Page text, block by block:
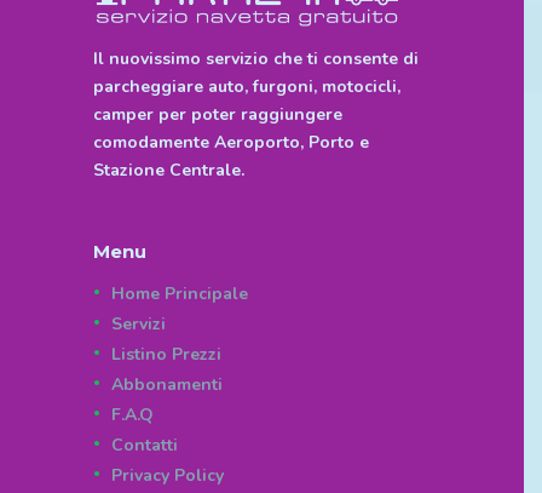
Il nuovissimo servizio che ti consente di
parcheggiare auto, furgoni, motocicli,
camper per poter raggiungere
comodamente Aeroporto, Porto e
Stazione Centrale.
Menu
Home Principale
Servizi
Listino Prezzi
Abbonamenti
F.A.Q
Contatti
Privacy Policy